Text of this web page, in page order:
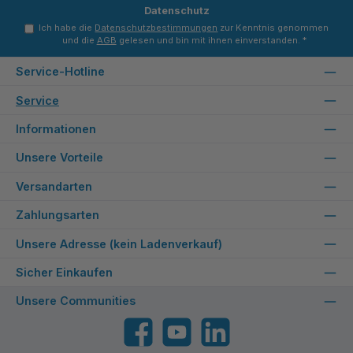
Datenschutz
Ich habe die Datenschutzbestimmungen zur Kenntnis genommen
und die AGB gelesen und bin mit ihnen einverstanden. *
Service-Hotline
Service
Informationen
Unsere Vorteile
Versandarten
Zahlungsarten
Unsere Adresse (kein Ladenverkauf)
Sicher Einkaufen
Unsere Communities
FacebookYouTube